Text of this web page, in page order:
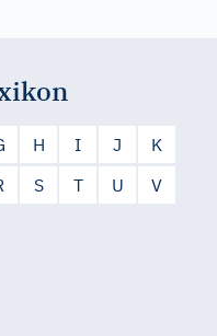
H I J
K
S T U
V